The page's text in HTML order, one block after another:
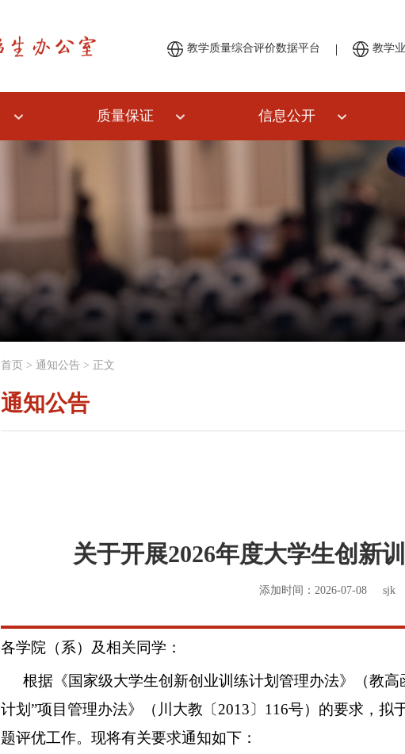
教学质量综合评价数据平台 | 教学
质量保证 信息公开
首页 > 通知公告 > 正文
通知公告
关于开展2026年度大学生创新
添加时间：2026-07-08 sjk
各学院（系）及相关同学：
根据《国家级大学生创新创业训练计划管理办法》（教高
计划”项目管理办法》（川大教〔 2013 〕 116号）的要求，拟
题评优工作。现将有关要求通知如下：